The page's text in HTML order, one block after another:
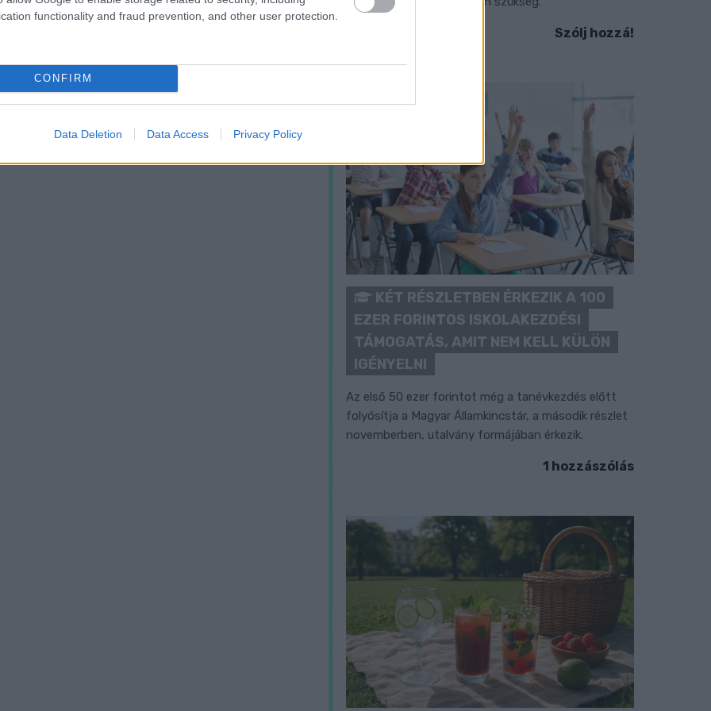
functionality and fraud prevention, and other user protection.
CONFIRM
Data Deletion Data Access Privacy Policy
Szólj hozzá!
KÉT RÉSZLETBEN ÉRKEZIK A 100
EZER FORINTOS ISKOLAKEZDÉSI
TÁMOGATÁS, AMIT NEM KELL KÜLÖN
IGÉNYELNI
Az első 50 ezer forintot még a tanévkezdés előtt
folyósítja a Magyar Államkincstár, a második részlet
novemberben, utalvány formájában érkezik.
1 hozzászólás